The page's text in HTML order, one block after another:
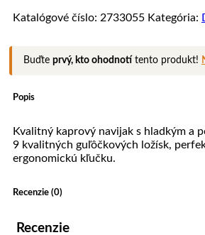
Katalógové číslo: 2733055 Kategória:
Buďte prvý, kto ohodnotí tento produkt!
Popis
Kvalitný kaprový navijak s hladkým a
9 kvalitných guľôčkových ložísk,
ergonomickú kľučku.
Recenzie (0)
Recenzie